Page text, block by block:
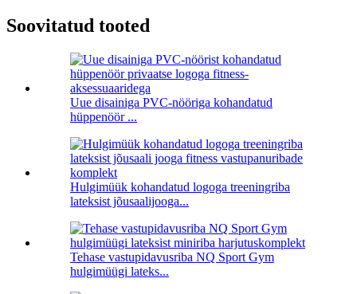
Soovitatud tooted
Uue disainiga PVC-nööriga kohandatud
hüppenöör ...
Hulgimüük kohandatud logoga treeningriba
lateksist jõusaalijooga...
Tehase vastupidavusriba NQ Sport Gym
hulgimüügi lateks...